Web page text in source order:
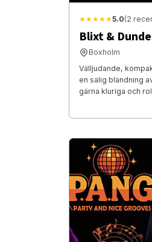
★★★★★5.0(2
Blixt &
Boxholm
Välljudande,
en salig blandning
gärna kluriga och